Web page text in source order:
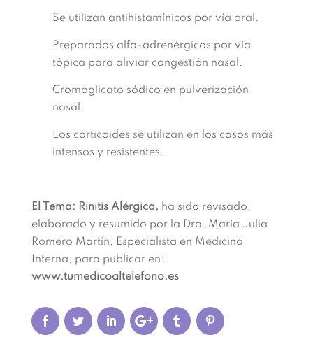
Se utilizan antihistamínicos por vía oral.
Preparados alfa-adrenérgicos por vía
tópica para aliviar congestión nasal.
Cromoglicato sódico en pulverización
nasal.
Los corticoides se utilizan en los casos más
intensos y resistentes.
El Tema: Rinitis Alérgica, ha sido revisado,
elaborado y resumido por la Dra. María Julia
Romero Martín, Especialista en Medicina
Interna, para publicar en:
www.tumedicoaltelefono.es